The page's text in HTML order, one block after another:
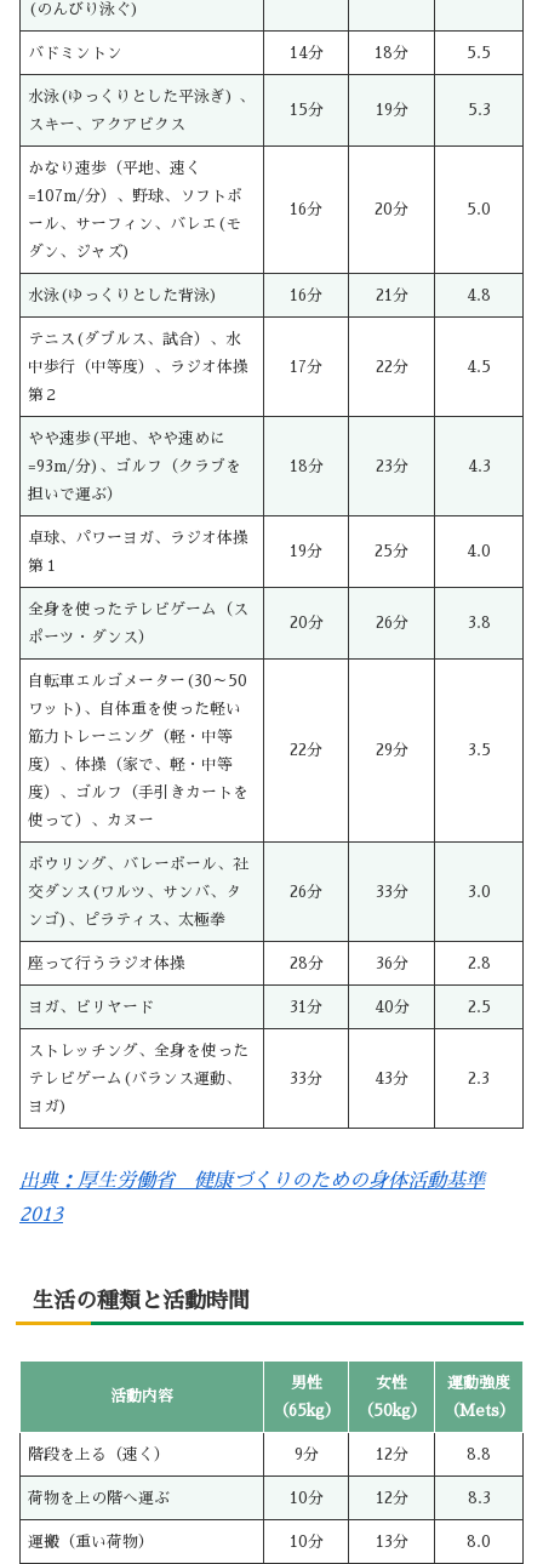
(のんびり泳ぐ)
バドミントン 14分 18分 5.5
水泳(ゆっくりとした平泳ぎ) 、
スキー、アクアビクス
15分 19分 5.3
かなり速歩（平地、速く
=107m/分）、野球、ソフトボ
ール、サーフィン、バレエ(モ
ダン、ジャズ)
16分 20分 5.0
水泳(ゆっくりとした背泳) 16分 21分 4.8
テニス(ダブルス、試合）、水
中歩行（中等度）、ラジオ体操
第２
17分 22分 4.5
やや速歩(平地、やや速めに
=93m/分)、ゴルフ（クラブを
担いで運ぶ）
18分 23分 4.3
卓球、パワーヨガ、ラジオ体操
第１
19分 25分 4.0
全身を使ったテレビゲーム（ス
ポーツ・ダンス）
20分 26分 3.8
自転車エルゴメーター(30～50
ワット)、自体重を使った軽い
筋力トレーニング（軽・中等
度）、体操（家で、軽・中等
度）、ゴルフ（手引きカートを
使って）、カヌー
22分 29分 3.5
ボウリング、バレーボール、社
交ダンス(ワルツ、サンバ、タ
ンゴ)、ピラティス、太極拳
26分 33分 3.0
座って行うラジオ体操 28分 36分 2.8
ヨガ、ビリヤード 31分 40分 2.5
ストレッチング、全身を使った
テレビゲーム(バランス運動、
ヨガ)
33分 43分 2.3
出典：厚生労働省 健康づくりのための身体活動基準
2013
生活の種類と活動時間
活動内容
男性
（65kg）
女性
（50kg）
運動強度
（Mets）
階段を上る（速く） 9分 12分 8.8
荷物を上の階へ運ぶ 10分 12分 8.3
運搬（重い荷物） 10分 13分 8.0